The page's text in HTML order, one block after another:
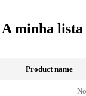
A minha lista
Product name